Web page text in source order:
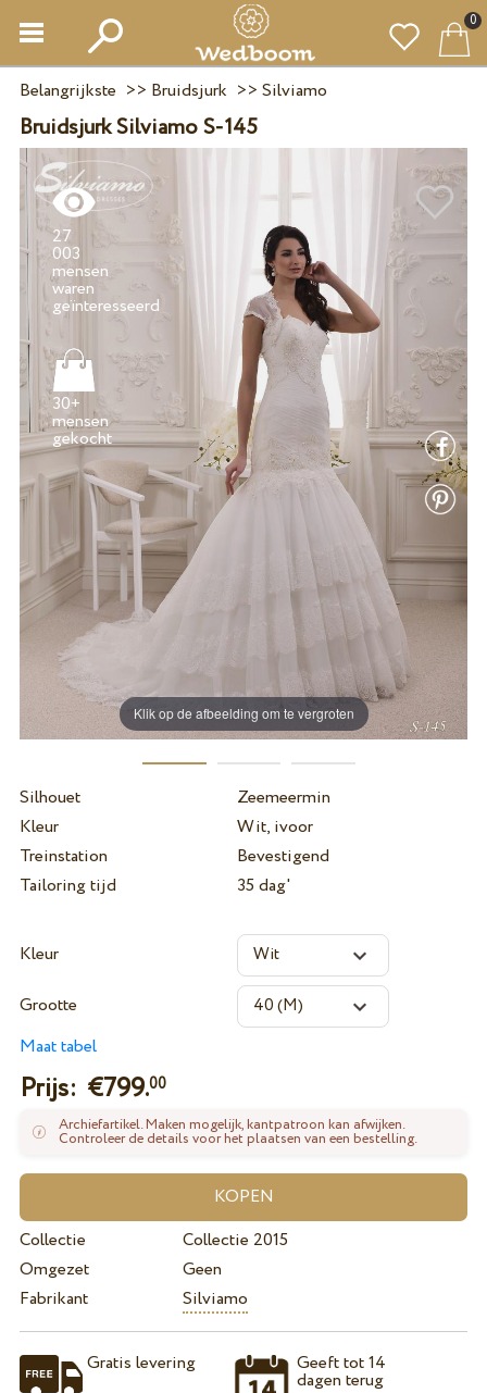
0
Belangrijkste >> Bruidsjurk >> Silviamo
Bruidsjurk Silviamo S-145
Klik op de afbeelding om te vergroten
27
003
mensen
waren
30+
mensen
gekocht
Silhouet
Zeemeermin
Kleur
Wit, ivoor
Treinstation
Bevestigend
Tailoring tijd
35 dag'
Kleur
Grootte
Maat tabel
Prijs: €799.00
Archiefartikel. Maken mogelijk, kantpatroon kan afwijken.
Controleer de details voor het plaatsen van een bestelling.
Collectie
Collectie 2015
Omgezet
Geen
Fabrikant
Silviamo
Gratis levering Geeft tot 14
dagen terug